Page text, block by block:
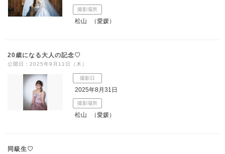
撮影場所
松山 （愛媛）
20歳になる大人の記念♡
公開日：2025年9月11日（木）
撮影日
2025年8月31日
撮影場所
松山 （愛媛）
同級生♡